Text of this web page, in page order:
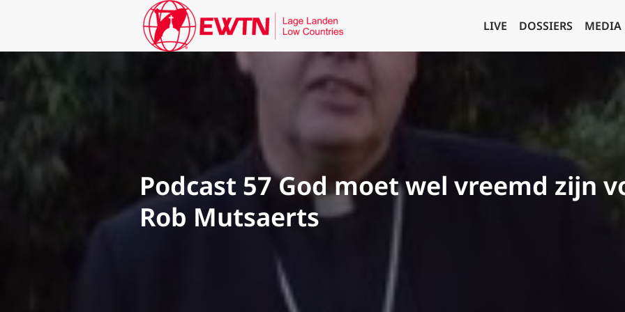
LIVE DOSSIERS MEDIA
Podcast 57 God moet wel vreemd zijn
Rob Mutsaerts